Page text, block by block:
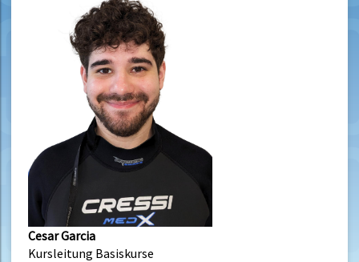
Cesar Garcia
Kursleitung Basiskurse